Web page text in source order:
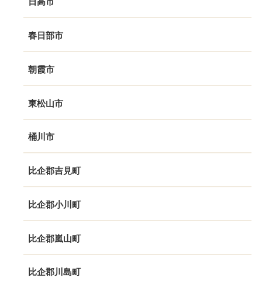
春日部市
朝霞市
東松山市
桶川市
比企郡吉見町
比企郡小川町
比企郡嵐山町
比企郡川島町